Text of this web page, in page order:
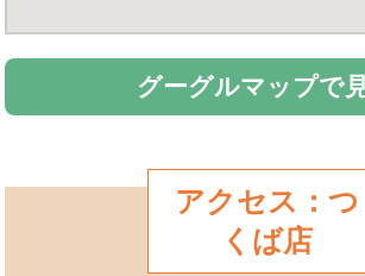
グーグルマップで
アクセス：つ
くば店